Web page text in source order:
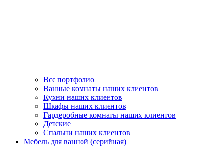
Все портфолио
Ванные комнаты наших клиентов
Кухни наших клиентов
Шкафы наших клиентов
Гардеробные комнаты наших клиентов
Детские
Спальни наших клиентов
Мебель для ванной (серийная)